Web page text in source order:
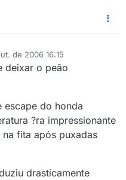
de 2006 16:15
deixar o peão
escape do honda
?ra impressionante
fita após puxadas
drasticamente